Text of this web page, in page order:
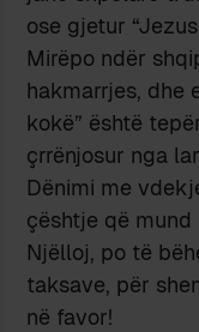
ose gjetur
Mirëpo ndër
hakmarrjes, dhe
kokë” është
çrrënjosur nga
Dënimi me
çështje që mund
Njëlloj, po të
taksave, për
në favor!